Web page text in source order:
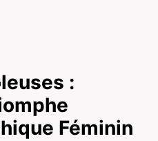
:
Féminin